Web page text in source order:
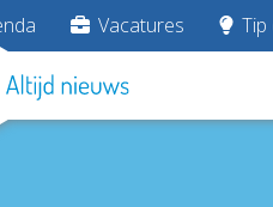
Vacatures Tip